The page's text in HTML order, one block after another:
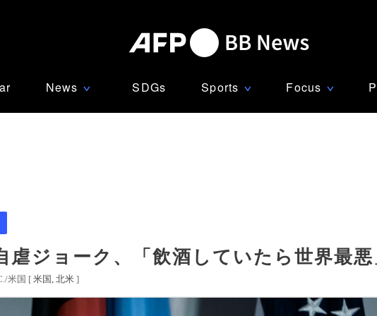
News ∨ SDGs Sports ∨ Focus ∨
ジョーク、「飲酒していたら世界最悪
米国 [ 米国 北米 ]